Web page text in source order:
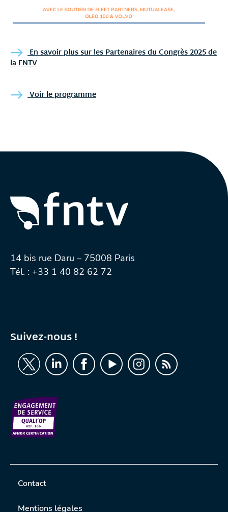
En savoir plus sur les Partenaires du Congrès 2025 de
la FNTV
Voir le programme
14 bis rue Daru – 75008 Paris
Tél. : +33 1 40 82 62 72
Suivez-nous !
Contact
Mentions légales